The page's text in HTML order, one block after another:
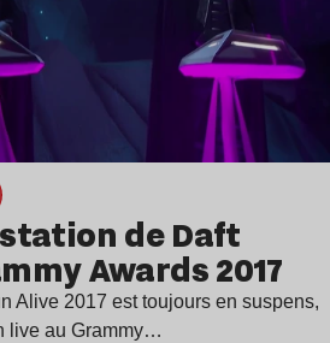
de Daft
Awards 2017
Alive 2017 est toujours en suspens,
live au Grammy…